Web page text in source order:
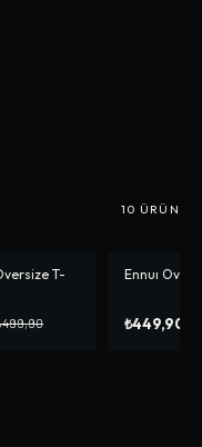
10 ÜRÜN
T-
-%10
Ennuı
₺449,90